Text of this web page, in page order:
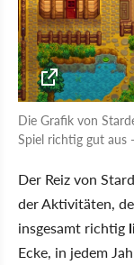
Die Grafik von
Spiel richtig gut aus
Der Reiz von
der Aktivitäten,
insgesamt richtig
Ecke, in jedem